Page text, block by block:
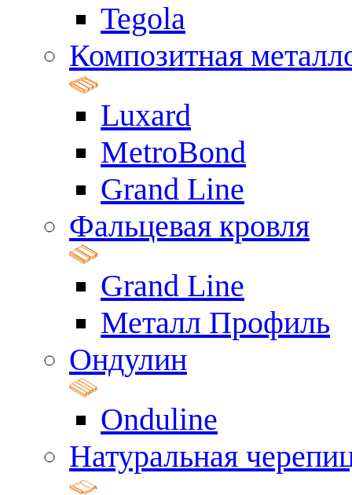
Tegola
Композитная
Luxard
MetroBond
Grand Line
Фальцевая кровля
Grand Line
Металл Профиль
Ондулин
Onduline
Натуральная